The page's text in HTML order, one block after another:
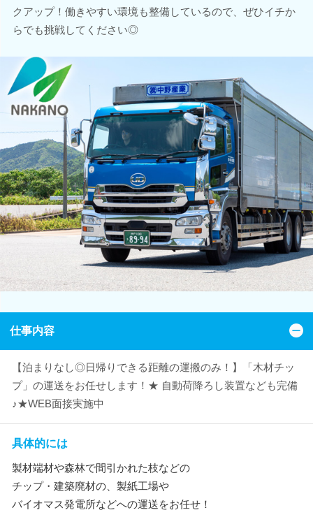
クアップ！働きやすい環境も整備しているので、ぜひイチか
らでも挑戦してください◎
仕事内容
【泊まりなし◎日帰りできる距離の運搬のみ！】「木材チッ
プ」の運送をお任せします！★ 自動荷降ろし装置なども完備
♪★WEB面接実施中
具体的には
製材端材や森林で間引かれた枝などの
チップ・建築廃材の、製紙工場や
バイオマス発電所などへの運送をお任せ！